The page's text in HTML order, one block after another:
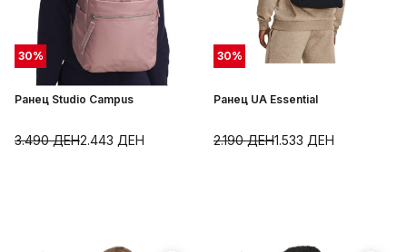
30%
Ранец Studio Campus
2.443 ДЕН
3.490ДЕН
30%
Ранец UA Essential
1.533 ДЕН
2.190ДЕН